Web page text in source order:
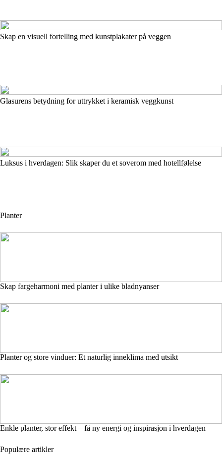
Skap en visuell fortelling med kunstplakater på veggen
Glasurens betydning for uttrykket i keramisk veggkunst
Luksus i hverdagen: Slik skaper du et soverom med hotellfølelse
Planter
Skap fargeharmoni med planter i ulike bladnyanser
Planter og store vinduer: Et naturlig inneklima med utsikt
Enkle planter, stor effekt – få ny energi og inspirasjon i hverdagen
Populære artikler